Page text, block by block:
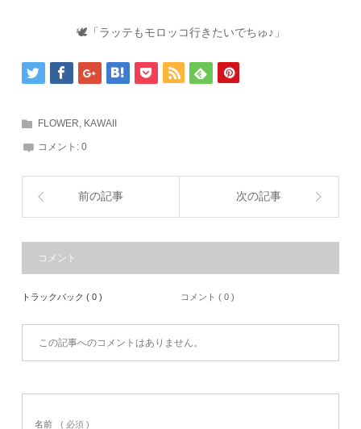
🕊「ラッテもモロッコ行きたいでちゅ♪」
FLOWER, KAWAII
コメント:0
前の記事 次の記事
コメント
トラックバック ( 0 ) コメント ( 0 )
この記事へのコメントはありません。
名前 ( 必須 )